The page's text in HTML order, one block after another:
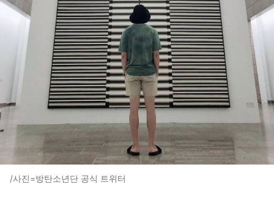
/사진=방탄소년단 공식 트위터